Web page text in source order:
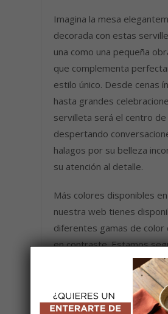
Imagina la mesa
decorada con estas
una como una pequeña
que complementa
estilo único. Desde cenas
hasta grandes
servilleta será el centro de
despertando
halagos por su belleza
su atención al detalle.
Más colores disponibles
nuestra web tienes
diferentes gamas de color
en contraste. Estamos
que encontrarás la opción
y la que más se adecue a
Pack de 6 servilletas de